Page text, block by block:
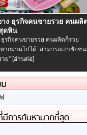
าง ธุรกิจคนขายรวย คนผลิ
ดหิน
ธุรกิจคนขายรวย คนผลิตก็รวย
กผ่านไปได้ สามารถเอาชัยชน
ย” [อ่านต่อ]
มีการค้นหามากที่สุด